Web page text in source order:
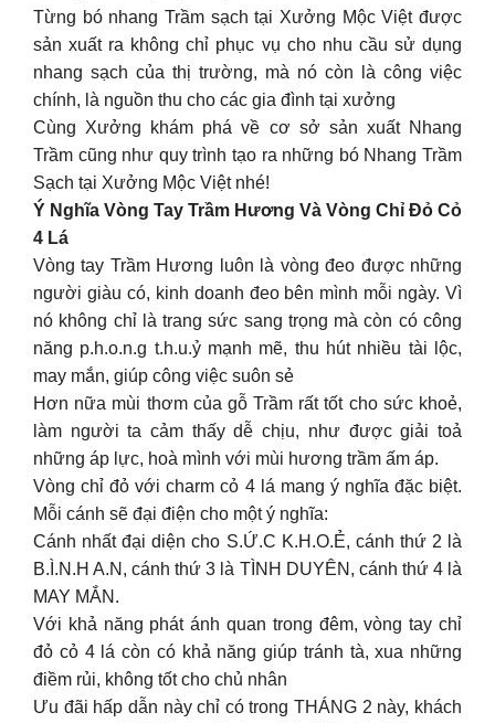
Từng bó nhang Trầm sạch tại Xưởng Mộc Việt được
sản xuất ra không chỉ phục vụ cho nhu cầu sử dụng
nhang sạch của thị trường, mà nó còn là công việc
chính, là nguồn thu cho các gia đình tại xưởng
Cùng Xưởng khám phá về cơ sở sản xuất Nhang
Trầm cũng như quy trình tạo ra những bó Nhang Trầm
Sạch tại Xưởng Mộc Việt nhé!
Ý Nghĩa Vòng Tay Trầm Hương Và Vòng Chỉ Đỏ Cỏ
4 Lá
Vòng tay Trầm Hương luôn là vòng đeo được những
người giàu có, kinh doanh đeo bên mình mỗi ngày. Vì
nó không chỉ là trang sức sang trọng mà còn có công
năng p.h.o.n.g t.h.u.ỷ mạnh mẽ, thu hút nhiều tài lộc,
may mắn, giúp công việc suôn sẻ
Hơn nữa mùi thơm của gỗ Trầm rất tốt cho sức khoẻ,
làm người ta cảm thấy dễ chịu, như được giải toả
những áp lực, hoà mình với mùi hương trầm ấm áp.
Vòng chỉ đỏ với charm cỏ 4 lá mang ý nghĩa đặc biệt.
Mỗi cánh sẽ đại điện cho một ý nghĩa:
Cánh nhất đại diện cho S.Ứ.C K.H.O.Ẻ, cánh thứ 2 là
B.Ì.N.H A.N, cánh thứ 3 là TÌNH DUYÊN, cánh thứ 4 là
MAY MẮN.
Với khả năng phát ánh quan trong đêm, vòng tay chỉ
đỏ cỏ 4 lá còn có khả năng giúp tránh tà, xua những
điềm rủi, không tốt cho chủ nhân
Ưu đãi hấp dẫn này chỉ có trong THÁNG 2 này, khách